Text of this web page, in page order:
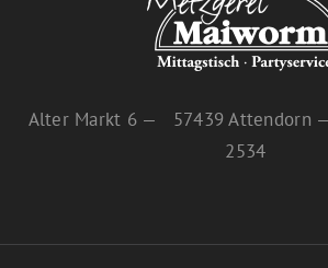
Alter Markt 6 — 57439 Attendorn —
2534